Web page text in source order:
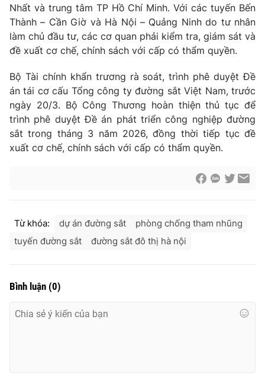
Nhất và trung tâm TP Hồ Chí Minh. Với các tuyến Bến
Thành – Cần Giờ và Hà Nội – Quảng Ninh do tư nhân
làm chủ đầu tư, các cơ quan phải kiểm tra, giám sát và
đề xuất cơ chế, chính sách với cấp có thẩm quyền.
Bộ Tài chính khẩn trương rà soát, trình phê duyệt Đề
án tái cơ cấu Tổng công ty đường sắt Việt Nam, trước
ngày 20/3. Bộ Công Thương hoàn thiện thủ tục để
trình phê duyệt Đề án phát triển công nghiệp đường
sắt trong tháng 3 năm 2026, đồng thời tiếp tục đề
xuất cơ chế, chính sách với cấp có thẩm quyền.
Từ khóa: dự án đường sắt
phòng chống tham nhũng
tuyến đường sắt
đường sắt đô thị hà nội
Bình luận (0)